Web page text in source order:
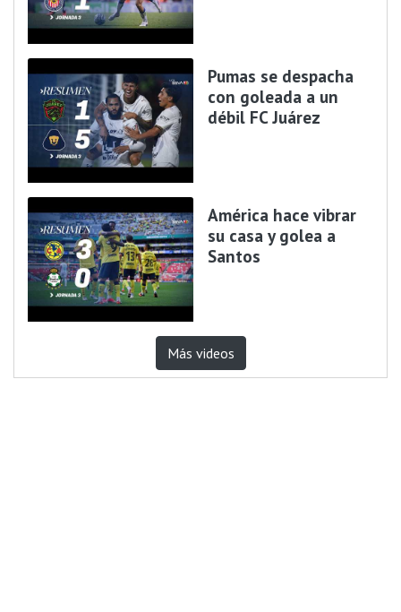
Pumas se despacha
con goleada a un
débil FC Juárez
América hace vibrar
su casa y golea a
Santos
Más videos